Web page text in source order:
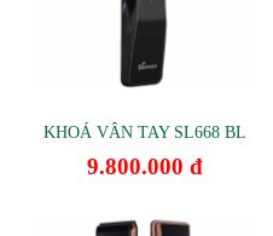
KHOÁ VÂN TAY SL668 BL
9.800.000 đ